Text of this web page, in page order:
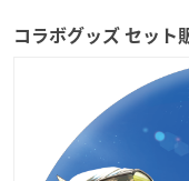
コラボグッズ セット